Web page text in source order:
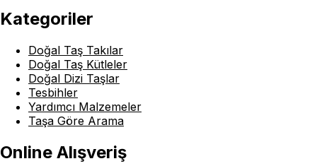
Kategoriler
Doğal Taş Takılar
Doğal Taş Kütleler
Doğal Dizi Taşlar
Tesbihler
Yardımcı Malzemeler
Taşa Göre Arama
Online Alışveriş